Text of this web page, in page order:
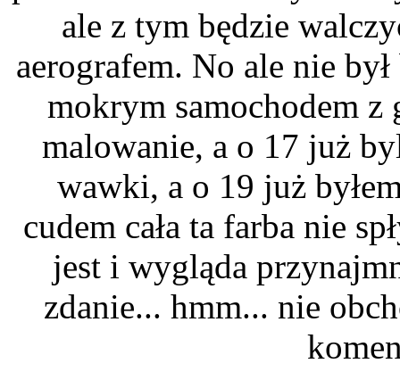
ale z tym będzie
aerografem. No ale nie
mokrym samochodem
malowanie, a o 17 już
wawki, a o 19 już
cudem cała ta farba nie
jest i wygląda
zdanie... hmm... nie